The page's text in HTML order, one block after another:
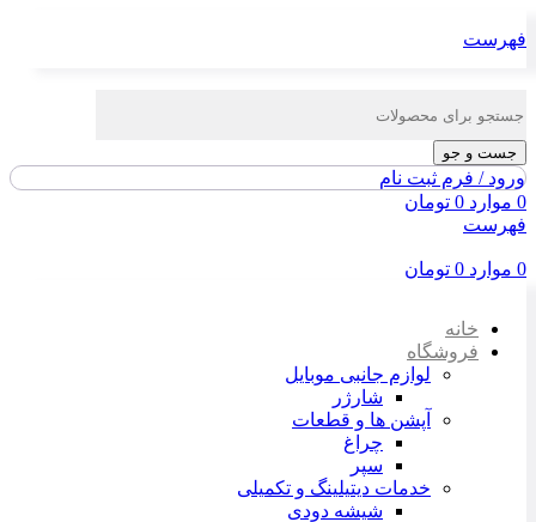
فهرست
جست و جو
ورود / فرم ثبت نام
0 موارد 0 تومان
فهرست
0 موارد 0 تومان
خانه
فروشگاه
لوازم جانبی موبایل
شارژر
آپشن ها و قطعات
چراغ
سپر
خدمات دیتیلینگ و تکمیلی
شیشه دودی